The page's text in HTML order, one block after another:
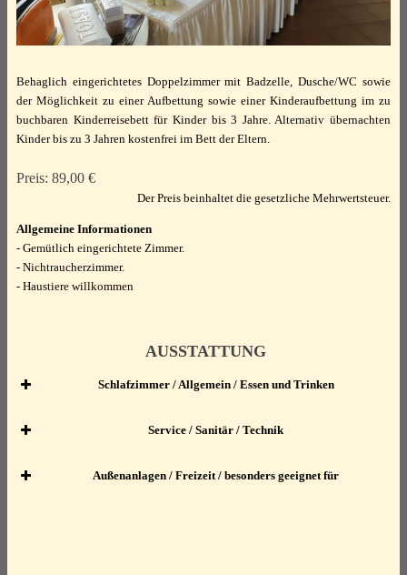
Behaglich eingerichtetes Doppelzimmer mit Badzelle, Dusche/WC sowie
der Möglichkeit zu einer Aufbettung sowie einer Kinderaufbettung im zu
buchbaren Kinderreisebett für Kinder bis 3 Jahre. Alternativ übernachten
Kinder bis zu 3 Jahren kostenfrei im Bett der Eltern.
Preis: 89,00 €
Der Preis beinhaltet die gesetzliche Mehrwertsteuer.
Allgemeine Informationen
- Gemütlich eingerichtete Zimmer.
- Nichtraucherzimmer.
- Haustiere willkommen
AUSSTATTUNG
Schlafzimmer / Allgemein / Essen und Trinken
Schlafzimmer
Studio mit 1 Bett
Service / Sanitär / Technik
Service
Außenanlagen / Freizeit / besonders geeignet für